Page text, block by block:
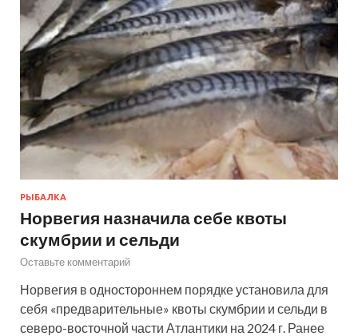
РЫБАЛКА
Норвегия назначила себе квоты
скумбрии и сельди
Оставьте комментарий
Норвегия в одностороннем порядке установила для
себя «предварительные» квоты скумбрии и сельди в
северо-восточной части Атлантики на 2024 г. Ранее